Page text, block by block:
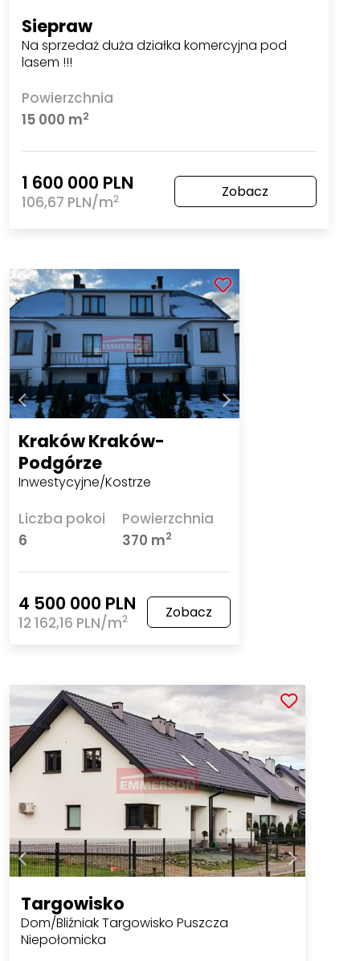
Siepraw
Na sprzedaż duża działka komercyjna pod
lasem !!!
Powierzchnia
15 000 m2
1 600 000 PLN
106,67 PLN/m2 Zobacz
Kraków Kraków-
Podgórze
Inwestycyjne/Kostrze
Liczba pokoi
6
Powierzchnia
370 m2
4 500 000 PLN
12 162,16 PLN/m2 Zobacz
Targowisko
Dom/Bliźniak Targowisko Puszcza
Niepołomicka